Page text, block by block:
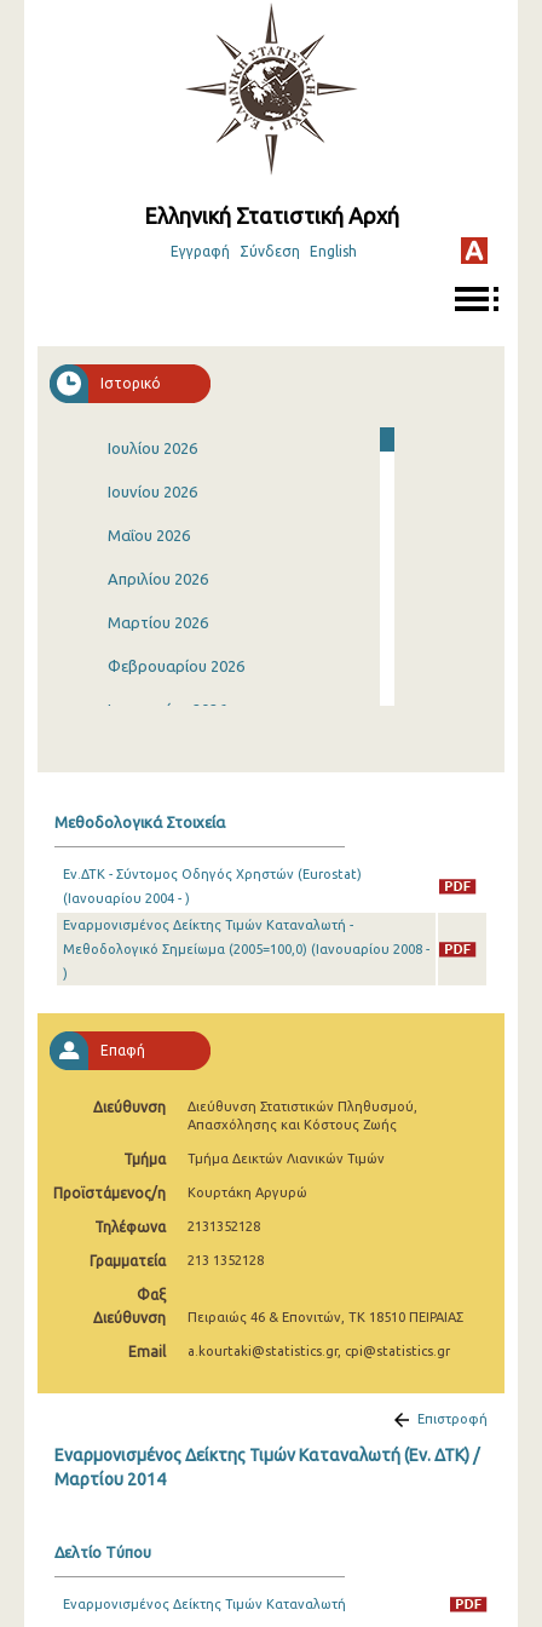
Ελληνική Στατιστική Αρχή
Εγγραφή Σύνδεση English
Ιστορικό
Ιουλίου 2026
Ιουνίου 2026
Μαΐου 2026
Απριλίου 2026
Μαρτίου 2026
Φεβρουαρίου 2026
Ιανουαρίου 2026
Σεπτεμβρίου 2025
Αυγούστου 2025
Ιουνίου 2025
Μαΐου 2025
Απριλίου 2025
Φεβρουαρίου 2025
Ιανουαρίου 2025
Νοεμβρίου 2024
Αυγούστου 2024
Μαΐου 2024
Μεθοδολογικά Στοιχεία
Εν.ΔΤΚ - Σύντομος Οδηγός Χρηστών (Eurostat)
(Ιανουαρίου 2004 - )
Εναρμονισμένος Δείκτης Τιμών Καταναλωτή -
Μεθοδολογικό Σημείωμα (2005=100,0) (Ιανουαρίου 2008 -
)
Επαφή
Διεύθυνση
Διεύθυνση Στατιστικών Πληθυσμού,
Απασχόλησης και Κόστους Ζωής
Τμήμα Τμήμα Δεικτών Λιανικών Τιμών
Προϊστάμενος/η Κουρτάκη Αργυρώ
Τηλέφωνα 2131352128
Γραμματεία 213 1352128
Φαξ
Διεύθυνση
Πειραιώς 46 & Επονιτών, ΤΚ 18510 ΠΕΙΡΑΙΑΣ
Email a.kourtaki@statistics.gr, cpi@statistics.gr
Επιστροφή
Εναρμονισμένος Δείκτης Τιμών Καταναλωτή (Εν. ΔΤΚ) /
Μαρτίου 2014
Δελτίο Τύπου
Εναρμονισμένος Δείκτης Τιμών Καταναλωτή